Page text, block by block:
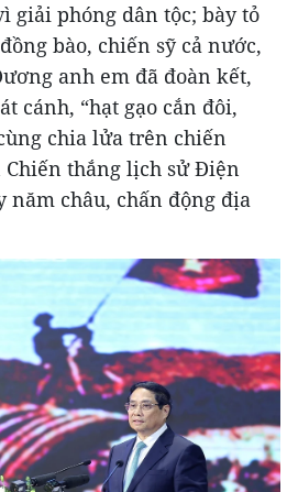
giải phóng dân tộc; bày tỏ
bào, chiến sỹ cả nước,
anh em đã đoàn kết,
cánh, “hạt gạo cắn đôi,
chia lửa trên chiến
thắng lịch sử Điện
năm châu, chấn động địa